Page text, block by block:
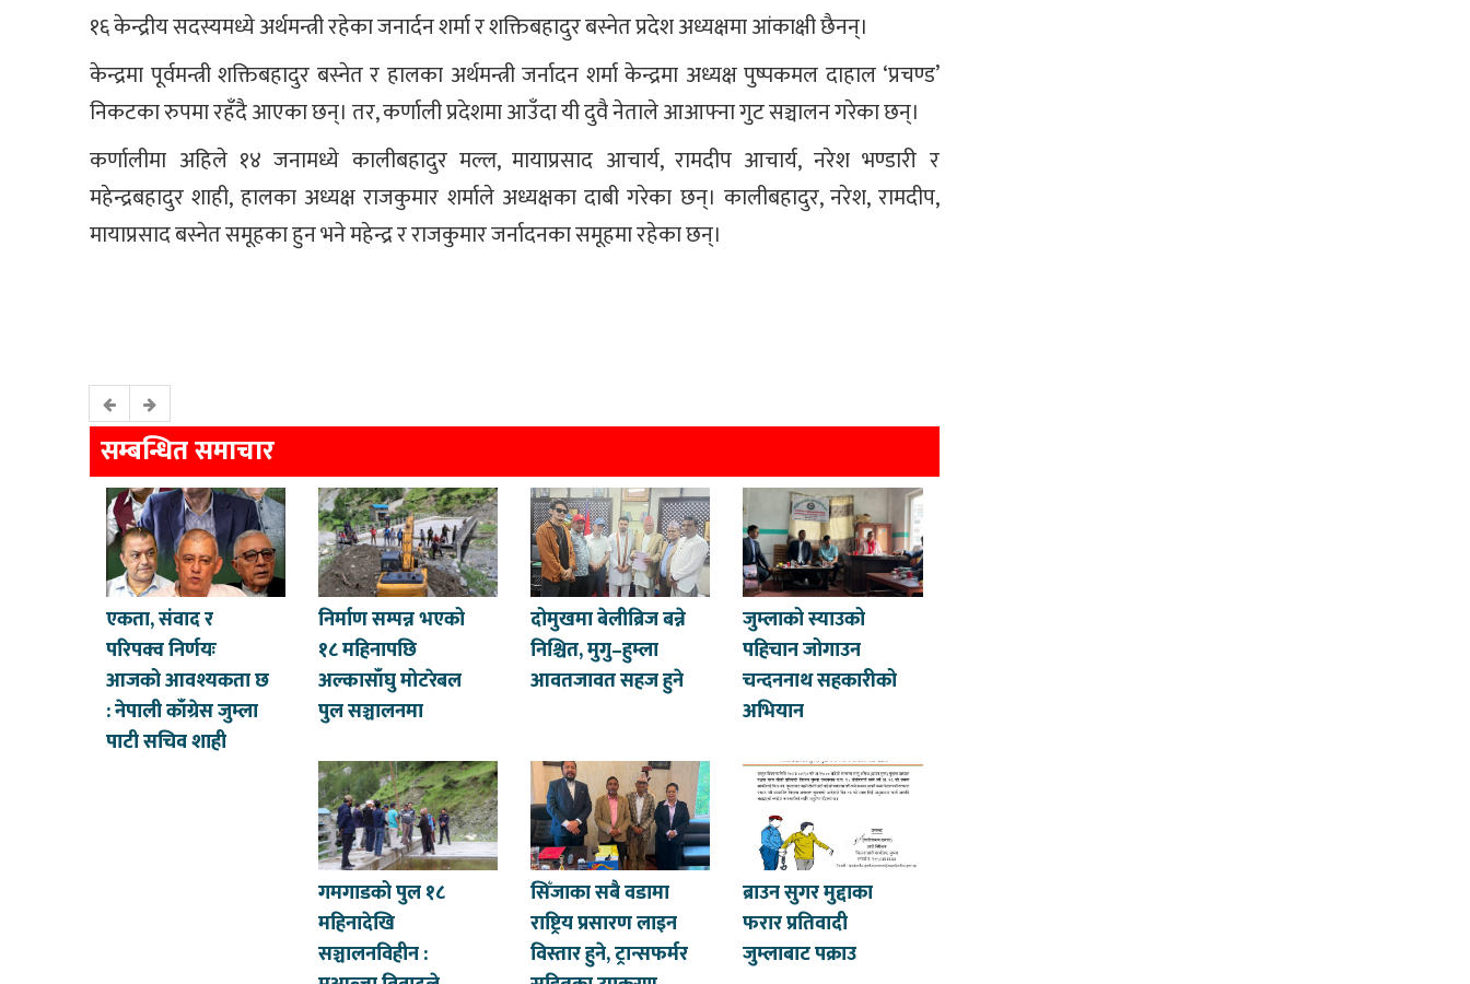
१६ केन्द्रीय सदस्यमध्ये अर्थमन्त्री रहेका जनार्दन शर्मा र शक्तिबहादुर बस्नेत प्रदेश अध्यक्षमा आंकाक्षी छैनन्।
केन्द्रमा पूर्वमन्त्री शक्तिबहादुर बस्नेत र हालका अर्थमन्त्री जर्नादन शर्मा केन्द्रमा अध्यक्ष पुष्पकमल दाहाल ‘प्रचण्ड’
निकटका रुपमा रहँदै आएका छन्। तर, कर्णाली प्रदेशमा आउँदा यी दुवै नेताले आआफ्ना गुट सञ्चालन गरेका छन्।
कर्णालीमा अहिले १४ जनामध्ये कालीबहादुर मल्ल, मायाप्रसाद आचार्य, रामदीप आचार्य, नरेश भण्डारी र
महेन्द्रबहादुर शाही, हालका अध्यक्ष राजकुमार शर्माले अध्यक्षका दाबी गरेका छन्। कालीबहादुर, नरेश, रामदीप,
मायाप्रसाद बस्नेत समूहका हुन भने महेन्द्र र राजकुमार जर्नादनका समूहमा रहेका छन्।
सम्बन्धित समाचार
एकता, संवाद र
परिपक्व निर्णयः
आजको आवश्यकता छ
: नेपाली काँग्रेस जुम्ला
पाटी सचिव शाही
निर्माण सम्पन्न भएको
१८ महिनापछि
अल्कासाँघु मोटरेबल
पुल सञ्चालनमा
दोमुखमा बेलीब्रिज बन्ने
निश्चित, मुगु–हुम्ला
आवतजावत सहज हुने
जुम्लाको स्याउको
पहिचान जोगाउन
चन्दननाथ सहकारीको
अभियान
गमगाडको पुल १८
महिनादेखि
सञ्चालनविहीन :
सिँजाका सबै वडामा
राष्ट्रिय प्रसारण लाइन
विस्तार हुने, ट्रान्सफर्मर
ब्राउन सुगर मुद्दाका
फरार प्रतिवादी
जुम्लाबाट पक्राउ